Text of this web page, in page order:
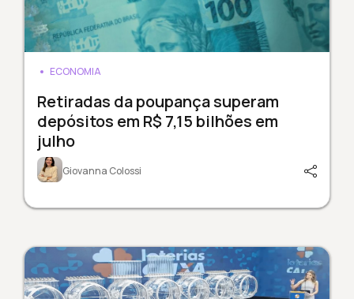
ECONOMIA
Retiradas da poupança superam
depósitos em R$ 7,15 bilhões em
julho
Giovanna Colossi